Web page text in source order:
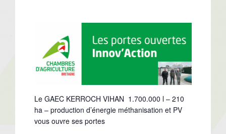
Le GAEC KERROCH VIHAN 1.700.000 l – 210
ha – production d’énergie méthanisation et PV
vous ouvre ses portes